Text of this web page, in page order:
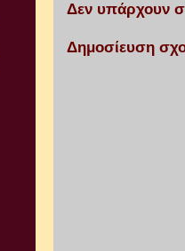
Δεν υπάρχουν
Δημοσίευση